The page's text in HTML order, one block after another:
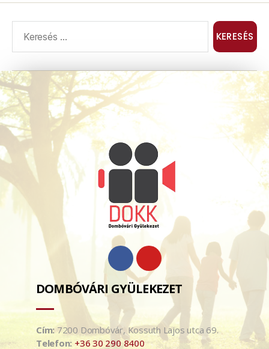
DOMBÓVÁRI GYÜLEKEZET
Cím: 7200 Dombóvár, Kossuth Lajos utca 69.
Telefon: +36 30 290 8400